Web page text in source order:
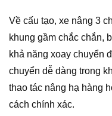
Về cấu tạo, xe nâng 3
khung gầm chắc chắn,
khả năng xoay chuyển
chuyển dễ dàng trong
thao tác nâng hạ hàng
cách chính xác.